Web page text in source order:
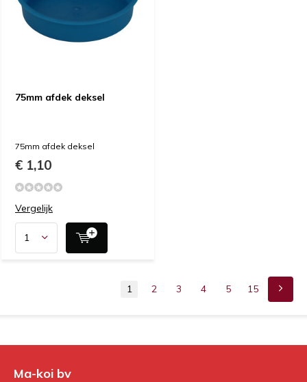
75mm afdek deksel
75mm afdek deksel
€ 1,10
Vergelijk
1 2 3 4 5 15
Ma-koi bv